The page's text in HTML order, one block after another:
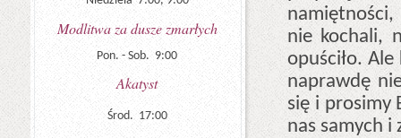
Modlitwa za dusze zmarłych
Pon. - Sob. 9:00
Akatyst
Środ. 17:00
nie kochali,
opuściło.
naprawdę
się i prosimy
nas samych i